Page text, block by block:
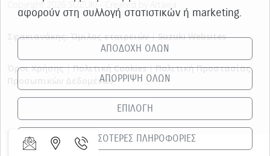
Copyright 2026 SUZUKI - Created by Artaxia
Σφακιανάκης: Όμιλος εταιρειών|Suzuki Websites
Όροι Χρήσης|Πολιτική Cookies|Πολιτική Προστασίας
Προσωπικών Δεδομένων
αφορούν στη συλλογή στατιστικών ή marketing.
ΑΠΟΔΟΧΗ ΟΛΩΝ
ΑΠΟΡΡΙΨΗ ΟΛΩΝ
ΕΠΙΛΟΓΗ
ΠΕΡΙΣΣΟΤΕΡΕΣ ΠΛΗΡΟΦΟΡΙΕΣ